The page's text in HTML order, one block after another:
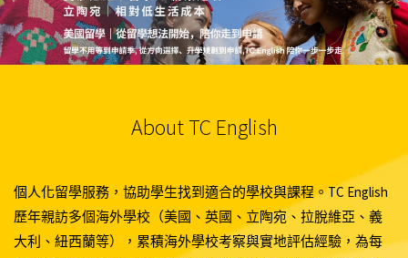
About TC English
個人化留學服務，協助學生找到適合的學校與課程。TC English
歷年親訪多個海外學校（美國、英國、立陶宛、拉脫維亞、義
大利、紐西蘭等），累積海外學校考察與實地評估經驗，為每